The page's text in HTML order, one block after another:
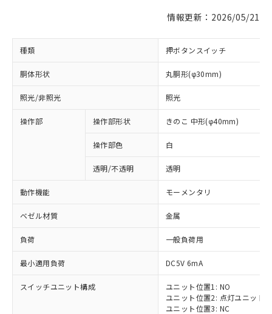
情報更新：2026/05/21
種類 押ボタンスイッチ
胴体形状 丸胴形(φ30mm)
照光/非照光 照光
操作部 操作部形状 きのこ 中形(φ40mm)
操作部色 白
透明/不透明 透明
動作機能 モーメンタリ
ベゼル材質 金属
負荷 一般負荷用
最小適用負荷 DC5V 6mA
スイッチユニット構成
ユニット位置1: NO
ユニット位置2: 点灯ユニット
ユニット位置3: NC